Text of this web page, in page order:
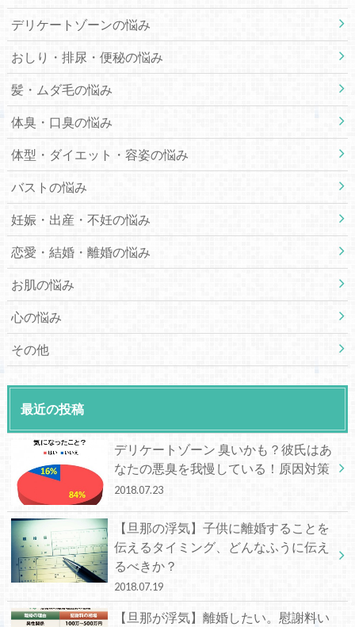
デリケートゾーンの悩み
おしり・排尿・便秘の悩み
髪・ムダ毛の悩み
体臭・口臭の悩み
体型・ダイエット・容姿の悩み
バストの悩み
妊娠・出産・不妊の悩み
恋愛・結婚・離婚の悩み
お肌の悩み
心の悩み
その他
最近の投稿
デリケートゾーン 臭いかも？彼氏はあ
なたの悪臭を我慢している！原因対策
2018.07.23
【旦那の浮気】子供に離婚することを
伝えるタイミング、どんなふうに伝え
るべきか？
2018.07.19
【旦那が浮気】離婚したい。慰謝料い